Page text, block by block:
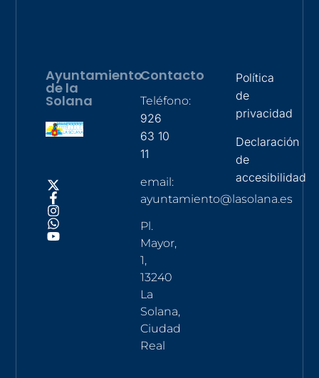
Ayuntamiento
de la
Solana
Contacto
Teléfono:
926
63 10
11
email:
ayuntamiento@lasolana.es
Pl.
Mayor,
1,
13240
La
Solana,
Ciudad
Real
Política
de
privacidad
Declaración
de
accesibilidad